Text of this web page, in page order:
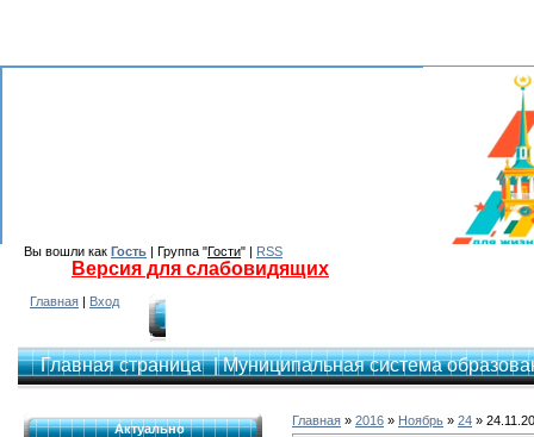
Вы вошли как Гость | Группа "Гости" | RSS
Версия для слабовидящих
Главная | Вход
Главная страница | Муниципальная система
Актуально
Главная » 2016 » Ноябрь » 24 »